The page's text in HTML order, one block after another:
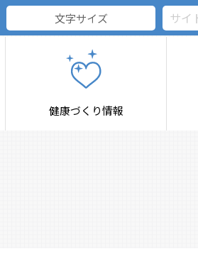
文字サイズ
健康づくり情報